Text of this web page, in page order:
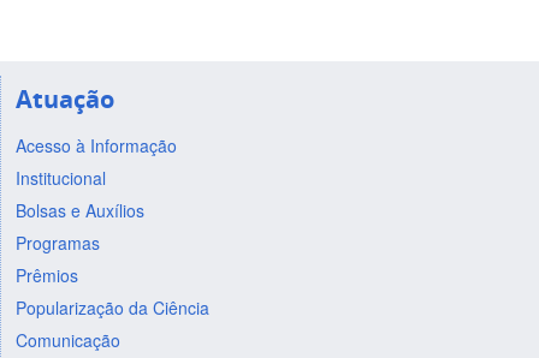
Atuação
Acesso à Informação
Institucional
Bolsas e Auxílios
Programas
Prêmios
Popularização da Ciência
Comunicação